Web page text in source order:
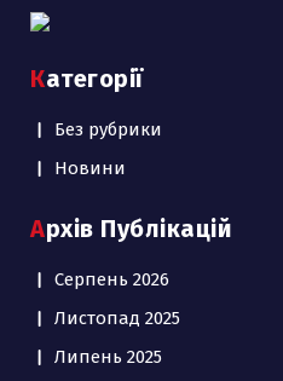
Категорії
Без рубрики
Новини
Архів Публікацій
Серпень 2026
Листопад 2025
Липень 2025